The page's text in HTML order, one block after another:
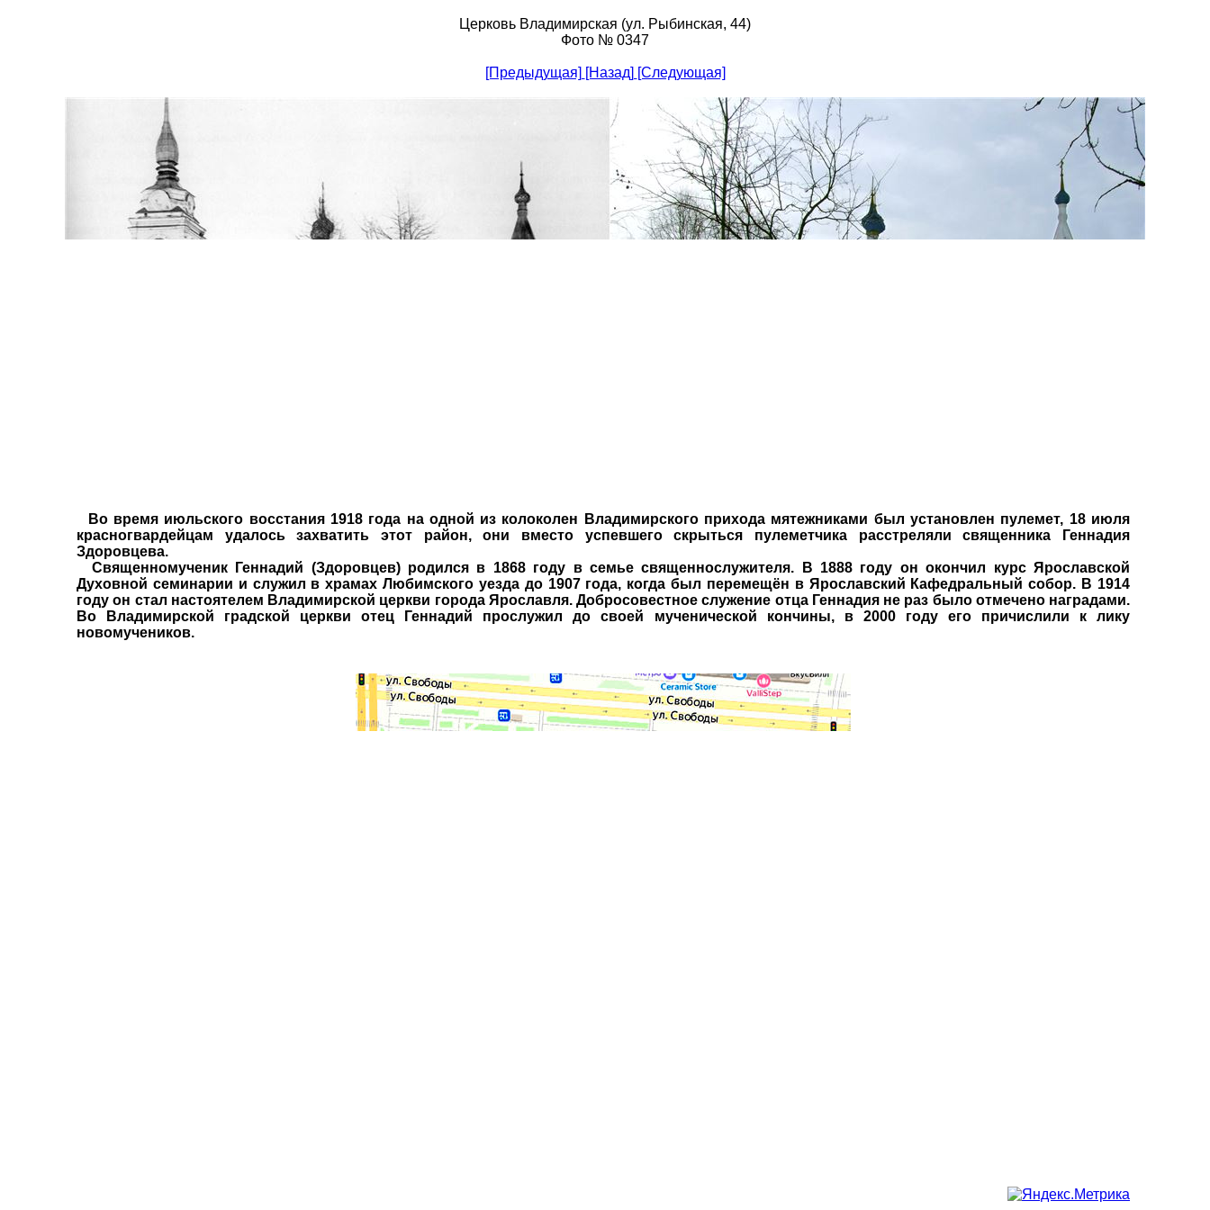
Церковь Владимирская (ул. Рыбинская, 44)
Фото № 0347
[Предыдущая] [Назад] [Следующая]
Во время июльского восстания 1918 года на одной из колоколен Владимирского прихода мятежниками был установлен пулемет, 18 июля
красногвардейцам удалось захватить этот район, они вместо успевшего скрыться пулеметчика расстреляли священника Геннадия
Здоровцева.
Священномученик Геннадий (Здоровцев) родился в 1868 году в семье священнослужителя. В 1888 году он окончил курс Ярославской
Духовной семинарии и служил в храмах Любимского уезда до 1907 года, когда был перемещён в Ярославский Кафедральный собор. В 1914
году он стал настоятелем Владимирской церкви города Ярославля. Добросовестное служение отца Геннадия не раз было отмечено наградами.
Во Владимирской градской церкви отец Геннадий прослужил до своей мученической кончины, в 2000 году его причислили к лику
новомучеников.